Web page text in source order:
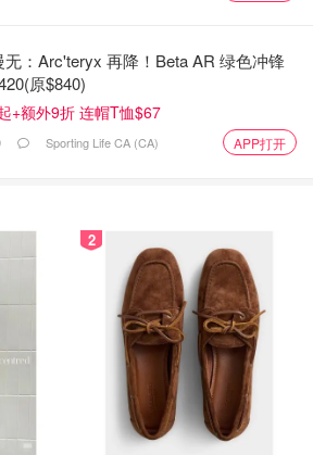
门一些也不是每一个品牌都有，但可
替代品。眉粉使用需要搭配一把刷
点是超级耐用，一盒用个三五年不成
完～
，而且需要配合其他眉毛产品使用
性价比高的同时又不太高。
无：Arc'teryx 再降！Beta AR 绿色冲锋
原$840)
+额外9折 连帽T恤$67
Sporting Life CA (CA) APP打开
2